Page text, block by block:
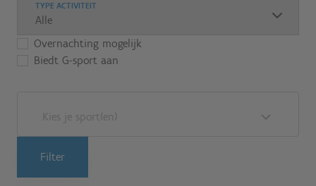
TYPE ACTIVITEIT
Overnachting mogelijk
Biedt G-sport aan
Kies je sport(en)
Filter